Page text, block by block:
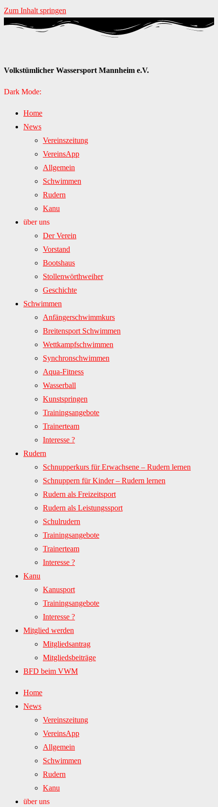
Zum Inhalt springen
Volkstümlicher Wassersport Mannheim e.V.
Dark Mode:
Home
News
Vereinszeitung
VereinsApp
Allgemein
Schwimmen
Rudern
Kanu
über uns
Der Verein
Vorstand
Bootshaus
Stollenwörthweiher
Geschichte
Schwimmen
Anfängerschwimmkurs
Breitensport Schwimmen
Wettkampfschwimmen
Synchronschwimmen
Aqua-Fitness
Wasserball
Kunstspringen
Trainingsangebote
Trainerteam
Interesse ?
Rudern
Schnupperkurs für Erwachsene – Rudern lernen
Schnuppern für Kinder – Rudern lernen
Rudern als Freizeitsport
Rudern als Leistungssport
Schulrudern
Trainingsangebote
Trainerteam
Interesse ?
Kanu
Kanusport
Trainingsangebote
Interesse ?
Mitglied werden
Mitgliedsantrag
Mitgliedsbeiträge
BFD beim VWM
Home
News
Vereinszeitung
VereinsApp
Allgemein
Schwimmen
Rudern
Kanu
über uns